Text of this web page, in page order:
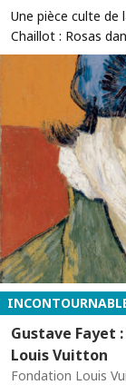
Une pièce culte de
Chaillot : Rosas
Gustave Fayet
Louis Vuitton
Fondation Louis